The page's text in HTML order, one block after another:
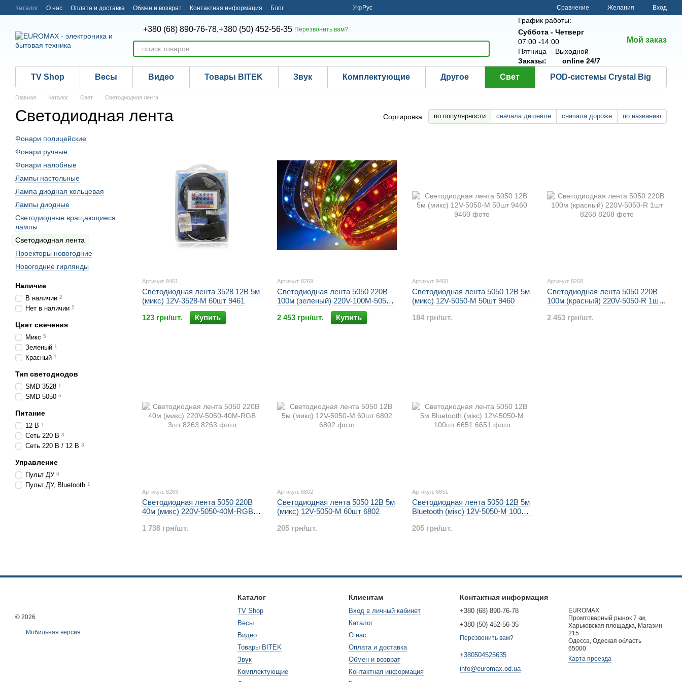
Перейти к основному контенту
Каталог О нас Оплата и доставка Обмен и возврат Контактная информация Блог Укр Рус Сравнение Желания Вход
+380 (68) 890-76-78,+380 (50) 452-56-35 Перезвонить вам?
График работы:
Суббота - Четверг
07:00 -14:00
Пятница - Выходной
Заказы:
online 24/7
Мой заказ
TV Shop Весы Видео Товары BITEK Звук Комплектующие Другое Свет POD-системы Crystal Big
Главная Каталог Свет Светодиодная лента
Светодиодная лента Сортировка: по популярности сначала дешевле сначала дороже по названию
Артикул: 9461
Светодиодная лента 3528 12В 5м
(микс) 12V-3528-M 60шт 9461
123 грн/шт.
Купить
Артикул: 8269
Светодиодная лента 5050 220В
100м (зеленый) 220V-100M-5050-
2 453 грн/шт.
Купить
Артикул: 9460
Светодиодная лента 5050 12В 5м
(микс) 12V-5050-M 50шт 9460
184 грн/шт.
Артикул: 8268
Светодиодная лента 5050 220В
100м (красный) 220V-5050-R 1шт
2 453 грн/шт.
Артикул: 8263
Светодиодная лента 5050 220В
40м (микс) 220V-5050-40M-RGB
1 738 грн/шт.
Артикул: 6802
Светодиодная лента 5050 12В 5м
(микс) 12V-5050-M 60шт 6802
205 грн/шт.
Артикул: 6651
Светодиодная лента 5050 12В 5м
Bluetooth (мікс) 12V-5050-M 100шт
205 грн/шт.
Фонари полицейские
Фонари ручные
Фонари налобные
Лампы настольные
Лампа диодная кольцевая
Лампы диодные
Светодиодные вращающиеся
лампы
Светодиодная лента
Проекторы новогодние
Новогодние гирлянды
Наличие
В наличии 2
Нет в наличии 5
Цвет свечения
Микс 5
Зеленый 1
Красный 1
Тип светодиодов
SMD 3528 1
SMD 5050 6
Питание
12 В 1
Сеть 220 В 3
Сеть 220 В / 12 В 3
Управление
Пульт ДУ 6
Пульт ДУ, Bluetooth 1
© 2026
Мобильная версия
Каталог
TV Shop
Весы
Видео
Товары BITEK
Звук
Комплектующие
Клиентам
Вход в личный кабинет
Каталог
О нас
Оплата и доставка
Обмен и возврат
Контактная информация
Контактная информация
+380 (68) 890-76-78
+380 (50) 452-56-35
Перезвонить вам?
+380504525635
info@euromax.od.ua
EUROMAX
Промтоварный рынок 7 км,
Харьковская площадка, Магазин
215
Одесса, Одеская область
65000
Карта проезда